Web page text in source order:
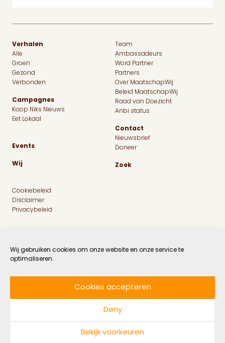
Wij gebruiken cookies om onze website en onze service te
optimaliseren.
Cookies accepteren
Deny
Bekijk voorkeuren
Verhalen
Alle
Groen
Gezond
Verbonden
Campagnes
Koop Niks Nieuws
Eet Lokaal
Events
Wij
Team
Ambassadeurs
Word Partner
Partners
Over MaatschapWij
Beleid MaatschapWij
Raad van Doezicht
Anbi status
Contact
Nieuwsbrief
Doneer
Zoek
Cookiebeleid
Disclaimer
Privacybeleid
InstagramLinkedin